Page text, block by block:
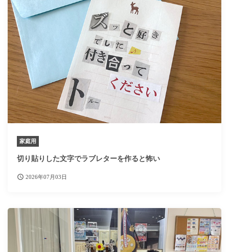
家庭用
切り貼りした文字でラブレターを作ると怖い
2026年07月03日